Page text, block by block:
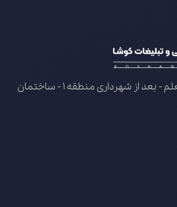
گیلان - رشت - معلم - بعد از شهرداری منطقه 1 - ساختمان